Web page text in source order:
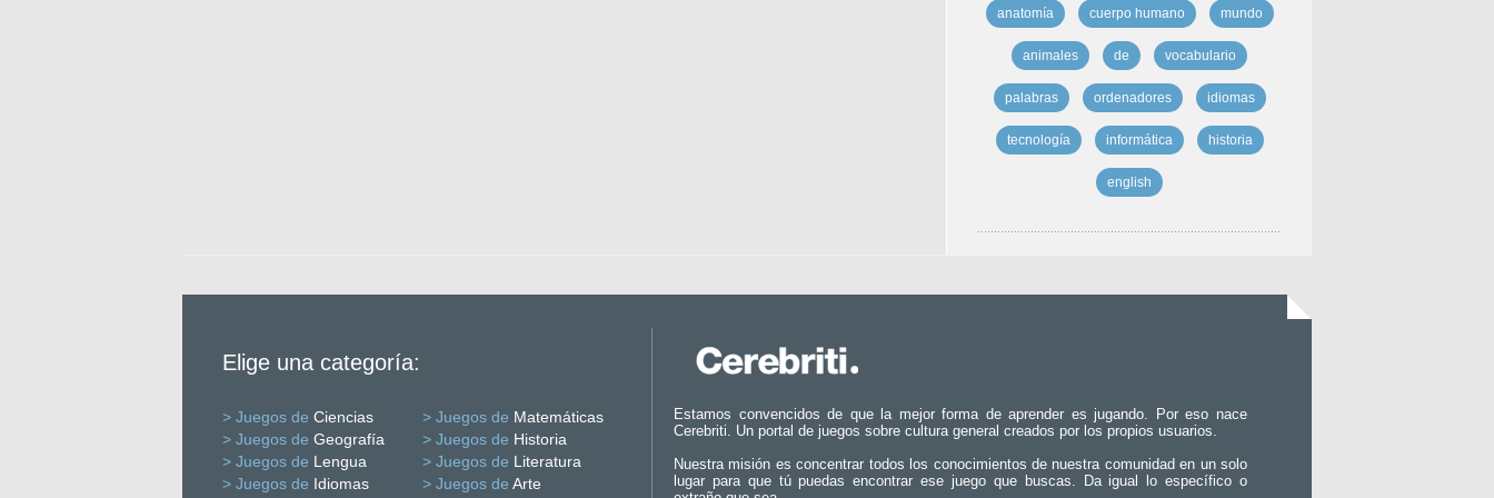
anatomía cuerpo humano mundo
animales de vocabulario
palabras ordenadores idiomas
tecnología informática historia
english
Elige una categoría:
> Juegos de Ciencias > Juegos de Matemáticas
> Juegos de Geografía > Juegos de Historia
> Juegos de Lengua > Juegos de Literatura
> Juegos de Idiomas > Juegos de Arte
Estamos convencidos de que la mejor forma de aprender es jugando. Por eso nace
Cerebriti. Un portal de juegos sobre cultura general creados por los propios usuarios.
Nuestra misión es concentrar todos los conocimientos de nuestra comunidad en un solo
lugar para que tú puedas encontrar ese juego que buscas. Da igual lo específico o